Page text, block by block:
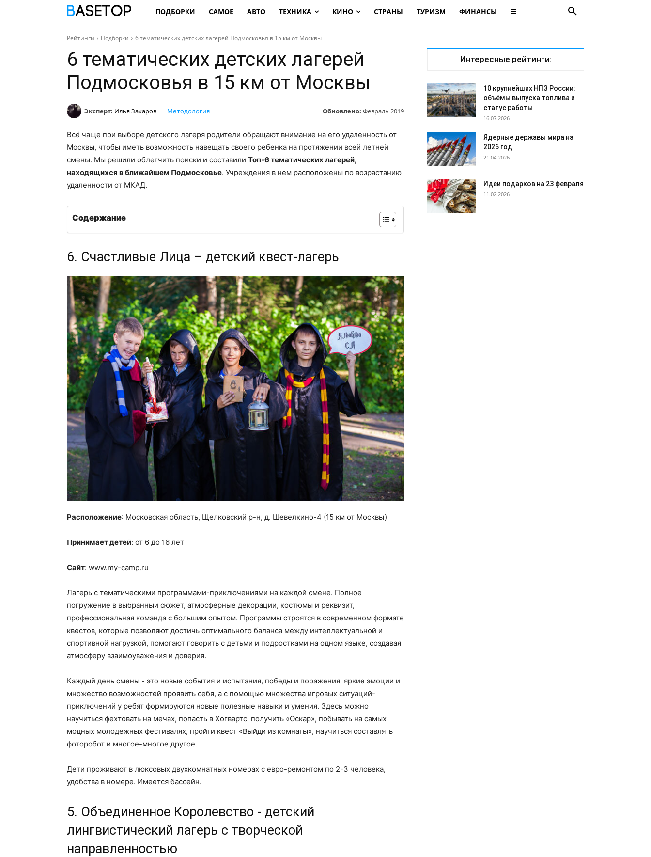
ПОДБОРКИ САМОЕ АВТО ТЕХНИКА КИНО СТРАНЫ ТУРИЗМ ФИНАНСЫ
Рейтинги Подборки 6 тематических детских лагерей Подмосковья в 15 км от Москвы
6 тематических детских лагерей
Подмосковья в 15 км от Москвы
Эксперт: Илья Захаров Обновлено: Февраль 2019
Методология
Всё чаще при выборе детского лагеря родители обращают внимание на его удаленность от
Москвы, чтобы иметь возможность навещать своего ребенка на протяжении всей летней
смены. Мы решили облегчить поиски и составили Топ-6 тематических лагерей,
находящихся в ближайшем Подмосковье. Учреждения в нем расположены по возрастанию
удаленности от МКАД.
Содержание
6. Счастливые Лица – детский квест-лагерь
Расположение: Московская область, Щелковский р-н, д. Шевелкино-4 (15 км от Москвы)
Принимает детей: от 6 до 16 лет
Сайт: www.my-camp.ru
Лагерь с тематическими программами-приключениями на каждой смене. Полное
погружение в выбранный сюжет, атмосферные декорации, костюмы и реквизит,
профессиональная команда с большим опытом. Программы строятся в современном формате
квестов, которые позволяют достичь оптимального баланса между интеллектуальной и
спортивной нагрузкой, помогают говорить с детьми и подростками на одном языке, создавая
атмосферу взаимоуважения и доверия.
Каждый день смены - это новые события и испытания, победы и поражения, яркие эмоции и
множество возможностей проявить себя, а с помощью множества игровых ситуаций-
приключений у ребят формируются новые полезные навыки и умения. Здесь можно
научиться фехтовать на мечах, попасть в Хогвартс, получить «Оскар», побывать на самых
модных молодежных фестивалях, пройти квест «Выйди из комнаты», научиться составлять
фоторобот и многое-многое другое.
Дети проживают в люксовых двухкомнатных номерах с евро-ремонтом по 2-3 человека,
удобства в номере. Имеется бассейн.
5. Объединенное Королевство - детский
лингвистический лагерь с творческой
направленностью
Интересные рейтинги:
10 крупнейших НПЗ России:
объёмы выпуска топлива и
статус работы
16.07.2026
Ядерные державы мира на
2026 год
21.04.2026
Идеи подарков на 23 февраля
11.02.2026